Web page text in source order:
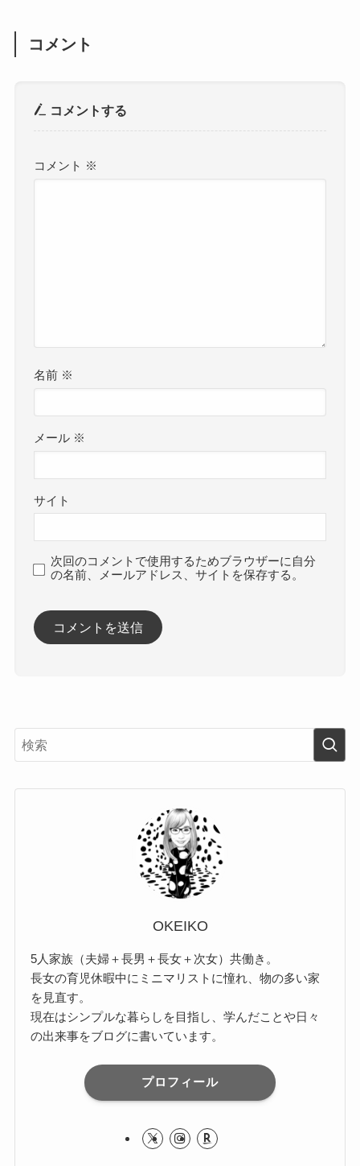
コメント
コメントする
コメント ※
名前 ※
メール ※
サイト
次回のコメントで使用するためブラウザーに自分
の名前、メールアドレス、サイトを保存する。
OKEIKO
5人家族（夫婦＋長男＋長女＋次女）共働き。
長女の育児休暇中にミニマリストに憧れ、物の多い家
を見直す。
現在はシンプルな暮らしを目指し、学んだことや日々
の出来事をブログに書いています。
プロフィール